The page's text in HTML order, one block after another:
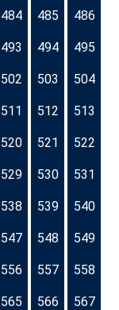
484 485 486
493 494 495
502 503 504
511 512 513
520 521 522
529 530 531
538 539 540
547 548 549
556 557 558
565 566 567